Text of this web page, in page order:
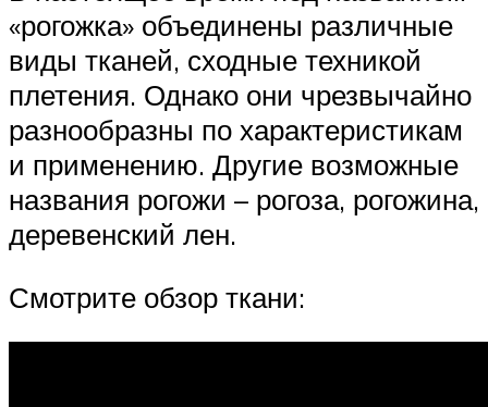
«рогожка» объединены различные
виды тканей, сходные техникой
плетения. Однако они чрезвычайно
разнообразны по характеристикам
и применению. Другие возможные
названия рогожи – рогоза, рогожина,
деревенский лен.
Смотрите обзор ткани: